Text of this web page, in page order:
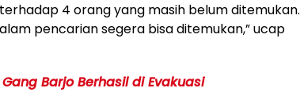
4 orang yang masih belum ditemukan.
pencarian segera bisa ditemukan,” ucap
Barjo Berhasil di Evakuasi